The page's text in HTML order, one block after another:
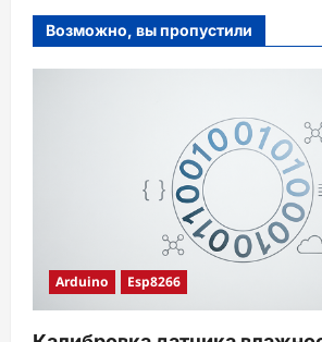
Возможно, вы пропустили
Arduino Esp8266